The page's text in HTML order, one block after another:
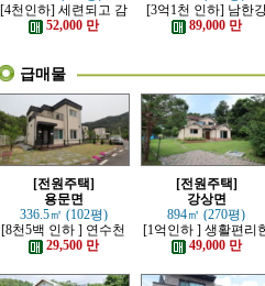
[4천인하] 세련되고 감
각적인 모던한 전원주
52,000 만
[3억1천 인하] 남한
조망 좋은 모던한 고
전원주택
89,000 만
급매물
[전원주택]
용문면
336.5㎡ (102평)
[8천5백 인하 ] 연수천
가까운 튼튼하게 잘지
은 전원주택
29,500 만
[전원주택]
강상면
894㎡ (270평)
[1억인하 ] 생활편리
정남향의 관리 잘된
49,000 만